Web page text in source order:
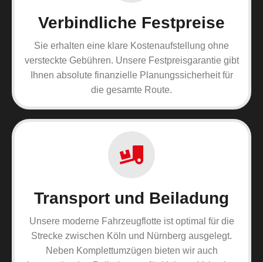
Verbindliche Festpreise
Sie erhalten eine klare Kostenaufstellung ohne
versteckte Gebühren. Unsere Festpreisgarantie gibt
Ihnen absolute finanzielle Planungssicherheit für
die gesamte Route.
Transport und Beiladung
Unsere moderne Fahrzeugflotte ist optimal für die
Strecke zwischen Köln und Nürnberg ausgelegt.
Neben Komplettumzügen bieten wir auch